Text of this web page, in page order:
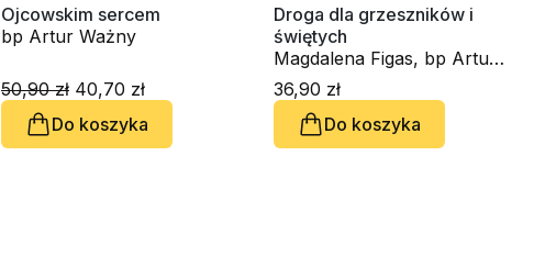
Ojcowskim sercem
bp Artur Ważny
50,90 zł 40,70 zł
Do koszyka
Droga dla grzeszników i
świętych
Magdalena Figas, bp Artur
Ważny
36,90 zł
Do koszyka